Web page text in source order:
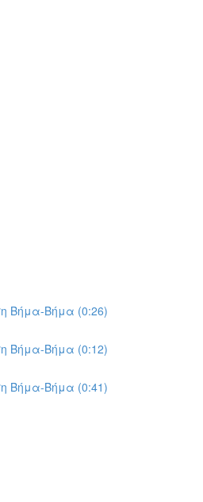
Βήμα-Βήμα (0:26)
Βήμα-Βήμα (0:12)
Βήμα-Βήμα (0:41)